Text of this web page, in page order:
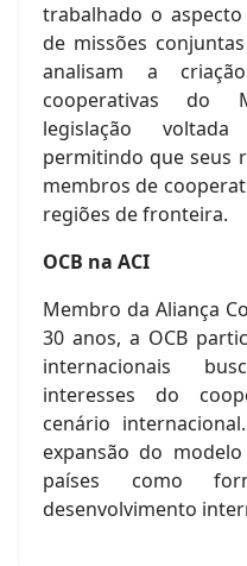
trabalhado o
de missões
analisam a
cooperativas do
legislação
permitindo que seus
membros de
regiões de fronteira.
OCB na ACI
Membro da Aliança
30 anos, a OCB
internacionais
interesses do
cenário
expansão do
países como
desenvolvimento